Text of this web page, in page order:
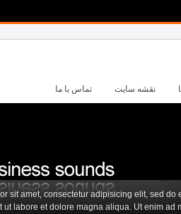
تماس با ما نقشه سایت
sit amet, consectetur adipisicing elit, sed do
ut labore et dolore magna aliqua. Ut enim ad